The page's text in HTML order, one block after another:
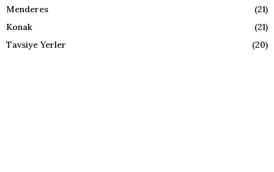
Menderes
(21)
Konak
(21)
Tavsiye Yerler
(20)